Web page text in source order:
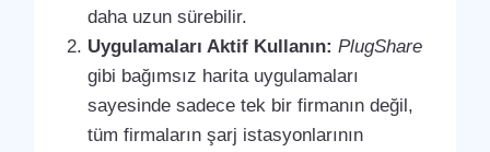
daha uzun sürebilir.
Uygulamaları Aktif Kullanın: PlugShare
gibi bağımsız harita uygulamaları
sayesinde sadece tek bir firmanın değil,
tüm firmaların şarj istasyonlarının